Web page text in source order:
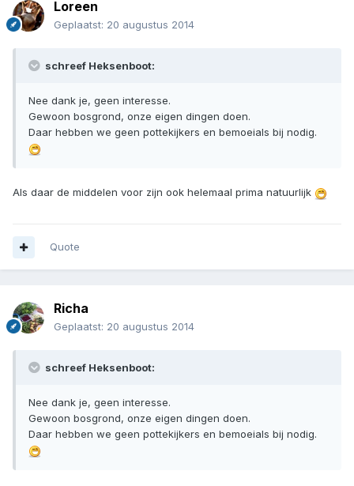
Loreen
Geplaatst: 20 augustus 2014
schreef Heksenboot:
Nee dank je, geen interesse.
Gewoon bosgrond, onze eigen dingen doen.
Daar hebben we geen pottekijkers en bemoeials bij nodig.
Als daar de middelen voor zijn ook helemaal prima natuurlijk
Quote
Richa
Geplaatst: 20 augustus 2014
schreef Heksenboot:
Nee dank je, geen interesse.
Gewoon bosgrond, onze eigen dingen doen.
Daar hebben we geen pottekijkers en bemoeials bij nodig.